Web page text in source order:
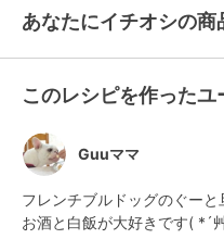
あなたにイチオシの商
このレシピを作ったユ
Guuママ
フレンチブルドッグのぐー
お酒と白飯が大好きです( *´